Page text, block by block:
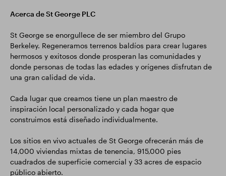
Acerca de St George PLC
St George se enorgullece de ser miembro del Grupo
Berkeley. Regeneramos terrenos baldíos para crear lugares
hermosos y exitosos donde prosperan las comunidades y
donde personas de todas las edades y orígenes disfrutan de
una gran calidad de vida.
Cada lugar que creamos tiene un plan maestro de
inspiración local personalizado y cada hogar que
construimos está diseñado individualmente.
Los sitios en vivo actuales de St George ofrecerán más de
14,000 viviendas mixtas de tenencia, 915,000 pies
cuadrados de superficie comercial y 33 acres de espacio
público abierto.